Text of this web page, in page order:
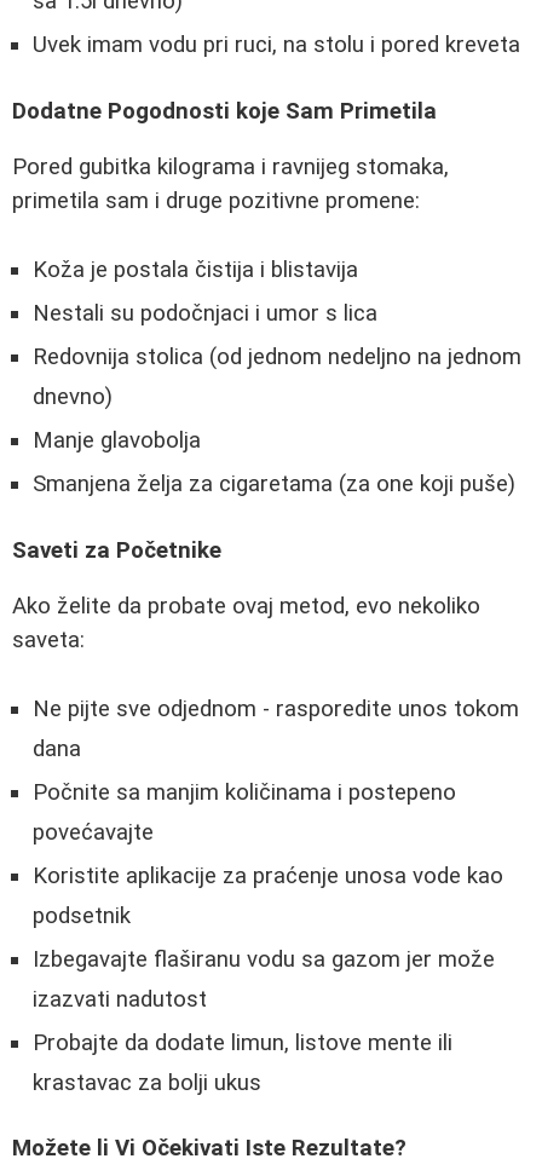
Uvek imam vodu pri ruci, na stolu i pored kreveta
Dodatne Pogodnosti koje Sam Primetila
Pored gubitka kilograma i ravnijeg stomaka,
primetila sam i druge pozitivne promene:
Koža je postala čistija i blistavija
Nestali su podočnjaci i umor s lica
Redovnija stolica (od jednom nedeljno na jednom
dnevno)
Manje glavobolja
Smanjena želja za cigaretama (za one koji puše)
Saveti za Početnike
Ako želite da probate ovaj metod, evo nekoliko
saveta:
Ne pijte sve odjednom - rasporedite unos tokom
dana
Počnite sa manjim količinama i postepeno
povećavajte
Koristite aplikacije za praćenje unosa vode kao
podsetnik
Izbegavajte flaširanu vodu sa gazom jer može
izazvati nadutost
Probajte da dodate limun, listove mente ili
krastavac za bolji ukus
Možete li Vi Očekivati Iste Rezultate?